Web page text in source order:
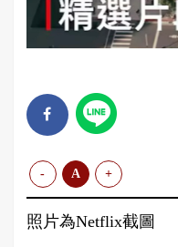
- A +
照片為Netflix截圖